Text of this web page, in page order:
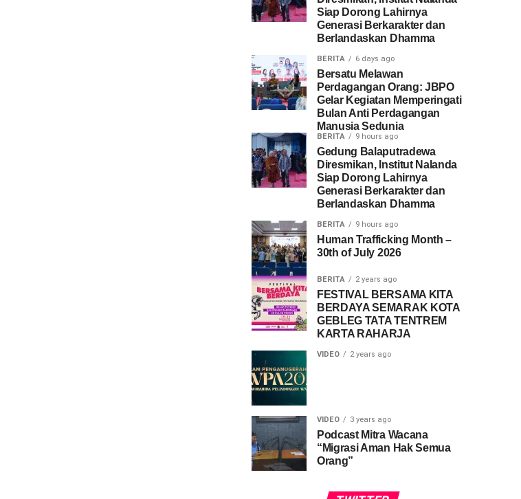
Siap Dorong Lahirnya
Generasi Berkarakter dan
Berlandaskan Dhamma
BERITA 6 days ago
Bersatu Melawan
Perdagangan Orang: JBPO
Gelar Kegiatan Memperingati
Bulan Anti Perdagangan
Manusia Sedunia
BERITA 9 hours ago
Gedung Balaputradewa
Diresmikan, Institut Nalanda
Siap Dorong Lahirnya
Generasi Berkarakter dan
Berlandaskan Dhamma
BERITA 9 hours ago
Human Trafficking Month –
30th of July 2026
BERITA 2 years ago
FESTIVAL BERSAMA KITA
BERDAYA SEMARAK KOTA
GEBLEG TATA TENTREM
KARTA RAHARJA
VIDEO 2 years ago
VIDEO 3 years ago
Podcast Mitra Wacana
“Migrasi Aman Hak Semua
Orang”